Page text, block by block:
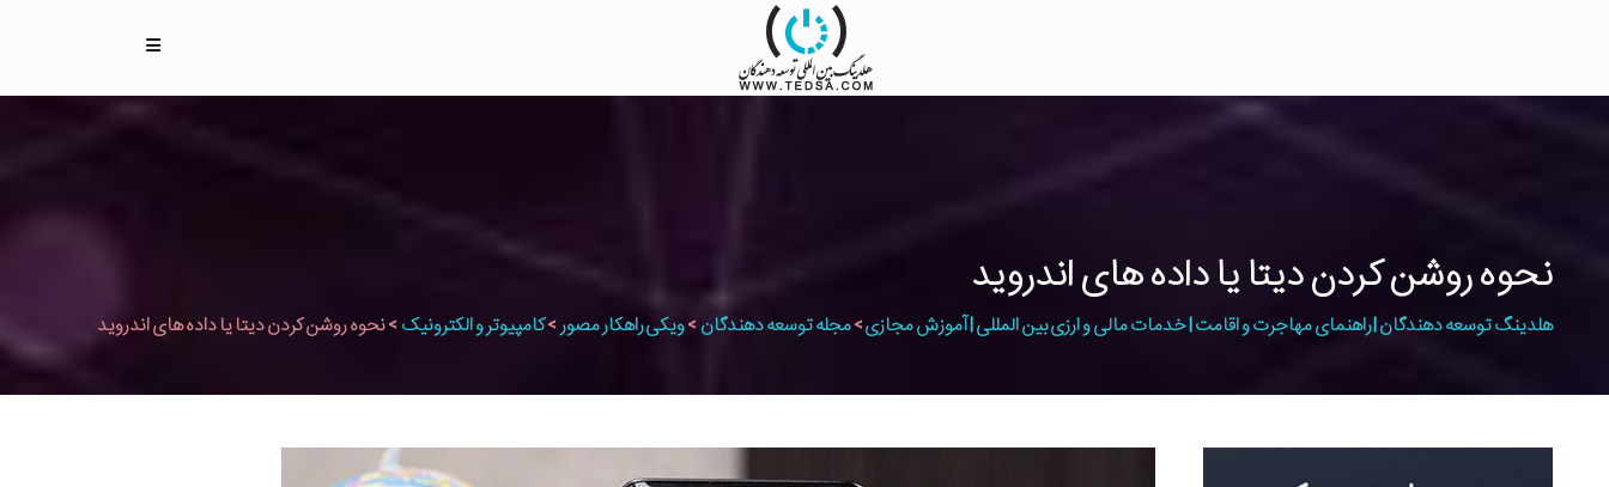
نحوه روشن کردن دیتا یا داده های اندروید
هلدینگ توسعه دهندگان | راهنمای مهاجرت و اقامت | خدمات مالی و ارزی بین المللی | آموزش مجازی>مجله توسعه دهندگان >ویکی راهکار مصور>کامپیوتر و الکترونیک >نحوه روشن کردن دیتا یا داده های اندروید